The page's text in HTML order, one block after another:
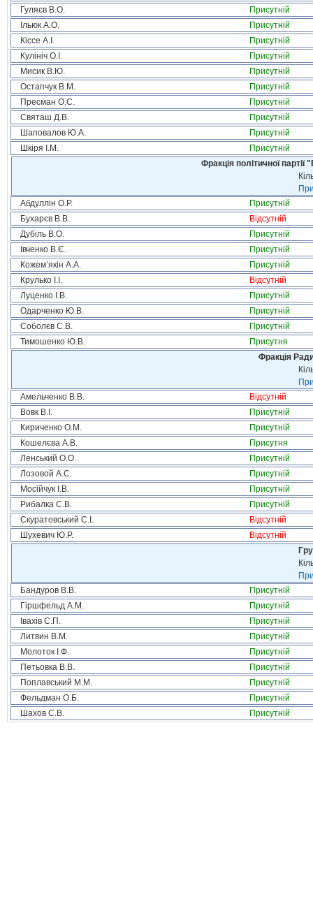
Гуляєв В.О.
Присутній
Ільюк А.О.
Присутній
Кіссе А.І.
Присутній
Кулініч О.І.
Присутній
Мисик В.Ю.
Присутній
Остапчук В.М.
Присутній
Пресман О.С.
Присутній
Святаш Д.В.
Присутній
Шаповалов Ю.А.
Присутній
Шкіря І.М.
Присутній
Фракція політичної
Абдуллін О.Р.
Присутній
Бухарєв В.В.
Відсутній
Дубіль В.О.
Присутній
Івченко В.Є.
Присутній
Кожем’якін А.А.
Присутній
Крулько І.І.
Відсутній
Луценко І.В.
Присутній
Одарченко Ю.В.
Присутній
Соболєв С.В.
Присутній
Тимошенко Ю.В.
Присутня
Фракція
Амельченко В.В.
Відсутній
Вовк В.І.
Присутній
Кириченко О.М.
Присутній
Кошелєва А.В.
Присутня
Ленський О.О.
Присутній
Лозовой А.С.
Присутній
Мосійчук І.В.
Присутній
Рибалка С.В.
Присутній
Скуратовський С.І.
Відсутній
Шухевич Ю.Р.
Відсутній
Бандуров В.В.
Присутній
Гіршфельд А.М.
Присутній
Івахів С.П.
Присутній
Литвин В.М.
Присутній
Молоток І.Ф.
Присутній
Петьовка В.В.
Присутній
Поплавський М.М.
Присутній
Фельдман О.Б.
Присутній
Шахов С.В.
Присутній